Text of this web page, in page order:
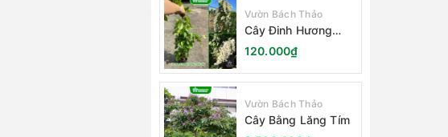
Vườn Bách Thảo
Cây Đinh Hương
Nhật Bản
120.000₫
Vườn Bách Thảo
Cây Bằng Lăng Tím